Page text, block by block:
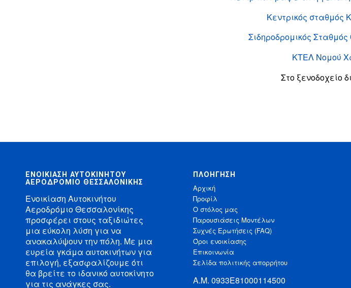
Κεντρικός σταθμός
Σιδηροδρομικός
ΚΤΕΛ Νομού
Στο ξενοδοχείο
ΕΝΟΙΚΊΑΣΗ ΑΥΤΟΚΙΝΉΤΟΥ
ΑΕΡΟΔΡΌΜΙΟ ΘΕΣΣΑΛΟΝΊΚΗΣ
Ενοικίαση Αυτοκινήτου
Αεροδρόμιο Θεσσαλονίκης
προσφέρει στους ταξιδιώτες
μια εύκολη λύση για να
ανακαλύψουν την πόλη. Με μια
ευρεία γκάμα αυτοκινήτων για
επιλογή, εξασφαλίζουμε ότι
θα βρείτε το ιδανικό αυτοκίνητο
για τις ανάγκες σας.
ΠΛΟΉΓΗΣΗ
Αρχική
Προφίλ
Ο στόλος μας
Παρουσιάσεις Μοντέλων
Συχνές Ερωτήσεις (FAQ)
Όροι ενοικίασης
Επικοινωνία
Σελίδα πολιτικής απορρήτου
Α.Μ. 0933Ε81000114500